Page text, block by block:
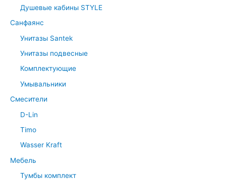
Душевые кабины STYLE
Санфаянс
Унитазы Santek
Унитазы подвесные
Комплектующие
Умывальники
Смесители
D-Lin
Timo
Wasser Kraft
Мебель
Тумбы комплект